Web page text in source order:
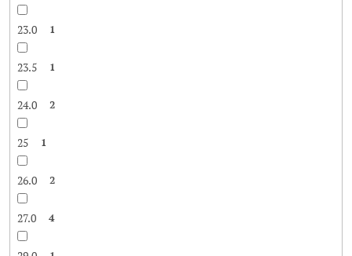
23.0 1
23.5 1
24.0 2
25 1
26.0 2
27.0 4